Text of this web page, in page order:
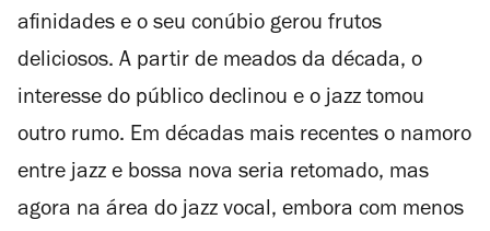
afinidades e o seu conúbio gerou frutos
deliciosos. A partir de meados da década, o
interesse do público declinou e o jazz tomou
outro rumo. Em décadas mais recentes o namoro
entre jazz e bossa nova seria retomado, mas
agora na área do jazz vocal, embora com menos